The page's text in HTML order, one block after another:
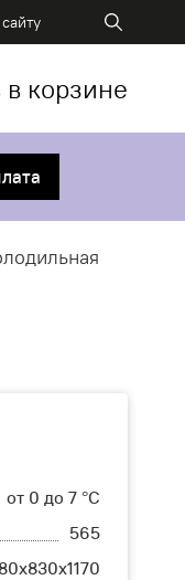
в корзине
от 0 до 7 °C
565